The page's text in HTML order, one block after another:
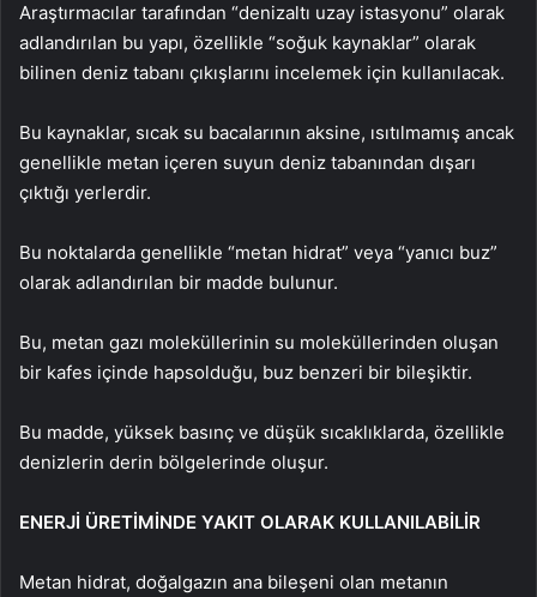
Araştırmacılar tarafından “denizaltı uzay istasyonu” olarak
adlandırılan bu yapı, özellikle “soğuk kaynaklar” olarak
bilinen deniz tabanı çıkışlarını incelemek için kullanılacak.
Bu kaynaklar, sıcak su bacalarının aksine, ısıtılmamış ancak
genellikle metan içeren suyun deniz tabanından dışarı
çıktığı yerlerdir.
Bu noktalarda genellikle “metan hidrat” veya “yanıcı buz”
olarak adlandırılan bir madde bulunur.
Bu, metan gazı moleküllerinin su moleküllerinden oluşan
bir kafes içinde hapsolduğu, buz benzeri bir bileşiktir.
Bu madde, yüksek basınç ve düşük sıcaklıklarda, özellikle
denizlerin derin bölgelerinde oluşur.
ENERJİ ÜRETİMİNDE YAKIT OLARAK KULLANILABİLİR
Metan hidrat, doğalgazın ana bileşeni olan metanın